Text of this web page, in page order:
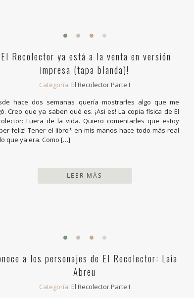
Recolector ya está a la venta en versión
impresa (tapa blanda)!
Categoría: El Recolector Parte I
hace dos semanas quería mostrarles algo que me
Creo que ya saben qué es. ¡Asi es! La copia física de El
Fuera de la vida. Quiero comentarles que estoy
feliz! Tener el libro* en mis manos hace todo más real
que ya era. Como […]
LEER MÁS
a los personajes de El Recolector: Laia
Abreu
Categoría: El Recolector Parte I